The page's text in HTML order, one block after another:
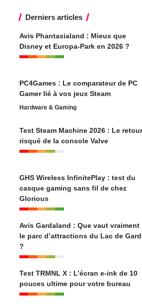
Derniers articles
Avis Phantasialand : Mieux que
Disney et Europa-Park en 2026 ?
PC4Games : Le comparateur de PC
Gamer lié à vos jeux Steam
Hardware & Gaming
Test Steam Machine 2026 : Le retour
risqué de la console Valve
GHS Wireless InfinitePlay : test du
casque gaming sans fil de chez
Glorious
Avis Gardaland : Que vaut vraiment
le parc d’attractions du Lac de
?
Test TRMNL X : L’écran e-ink de 10
pouces ultime pour votre bureau